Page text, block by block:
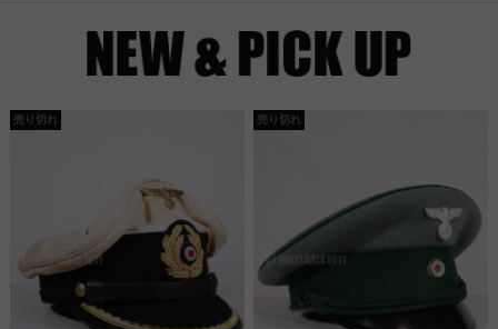
売り切れ 売り切れ